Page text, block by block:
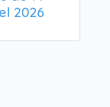
2026